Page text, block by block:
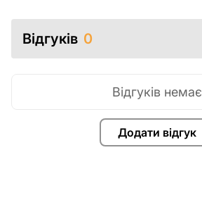
завжди готові допомогти.
Відгуків 0
Додати відгук
Відгуків немає